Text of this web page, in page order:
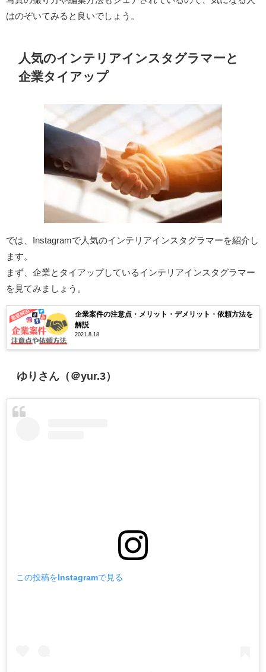
はのぞいてみると良いでしょう。
人気のインテリアインスタグラマーと
企業タイアップ
では、Instagramで人気のインテリアインスタグラマーを紹介し
ます。
まず、企業とタイアップしているインテリアインスタグラマー
を見てみましょう。
企業案件の注意点・メリット・デメリット・依頼方法を
解説
2021.8.18
ゆりさん（＠yur.3）
この投稿をInstagramで見る